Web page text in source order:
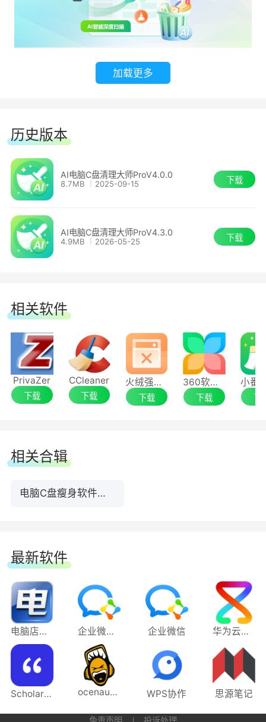
频、图片等文件，支持选择性清理或全部删除。
3、QQ专清
类似微信专清，扫描QQ聊天记录、接收文件及缓
存数据，避免无用文件长期占用C盘空间。
4、大文件搬家
支持将C盘中的大文件、软件、游戏等迁移至其他
磁盘，减少C盘负担。
加载更多
历史版本
AI电脑C盘清理大师ProV4.0.0
8.7MB 2025-09-15 下载
AI电脑C盘清理大师ProV4.3.0
4.9MB 2026-05-25 下载
相关软件
PrivaZer
下载
CCleaner
下载
火绒强力卸载
下载
360软件管家独立版
下载 下
相关合辑
电脑C盘瘦身软件合集
最新软件
电脑店U盘启动盘制作工具 企业微信电脑版 企业微信 华为云码道（CodeArts）代码智能体
Scholaread靠岸学术64位 ocenaudio WPS协作 思源笔记